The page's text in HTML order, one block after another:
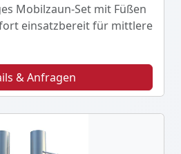
Mobilzaun-Set mit Füßen
einsatzbereit für mittlere
& Anfragen